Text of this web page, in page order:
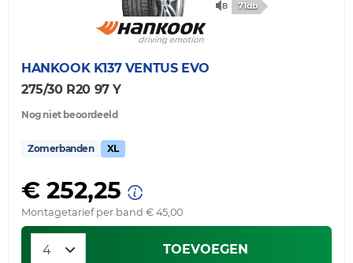
71db
HANKOOK K137 VENTUS EVO
275/30 R20 97 Y
Nog niet beoordeeld
Zomerbanden XL
€ 252,25
Montagetarief per band € 45,00
TOEVOEGEN